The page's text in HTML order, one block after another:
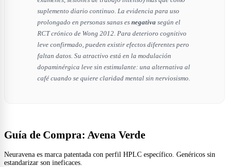
suplemento diario continuo. La evidencia para uso
prolongado en personas sanas es negativa según el
RCT crónico de Wong 2012. Para deterioro cognitivo
leve confirmado, pueden existir efectos diferentes pero
faltan datos. Su atractivo está en la modulación
dopaminérgica leve sin estimulante: una alternativa al
café cuando se quiere claridad mental sin nerviosismo.
Guía de Compra: Avena Verde
Neuravena es marca patentada con perfil HPLC específico. Genéricos sin
estandarizar son ineficaces.